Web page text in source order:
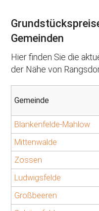
Gemeinden
Hier finden Sie die
der Nähe von
Gemeinde
Blankenfelde-Mahlow
Mittenwalde
Zossen
Ludwigsfelde
Großbeeren